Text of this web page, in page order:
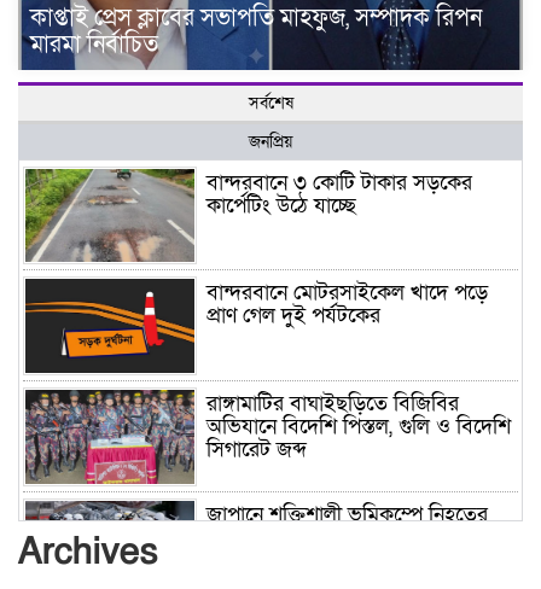
কাপ্তাই প্রেস ক্লাবের সভাপতি মাহফুজ, সম্পাদক রিপন
মারমা নির্বাচিত
সর্বশেষ
জনপ্রিয়
বান্দরবানে ৩ কোটি টাকার সড়কের
কার্পেটিং উঠে যাচ্ছে
বান্দরবানে মোটরসাইকেল খাদে পড়ে
প্রাণ গেল দুই পর্যটকের
রাঙ্গামাটির বাঘাইছড়িতে বিজিবির
অভিযানে বিদেশি পিস্তল, গুলি ও বিদেশি
সিগারেট জব্দ
জাপানে শক্তিশালী ভূমিকম্পে নিহতের
Archives